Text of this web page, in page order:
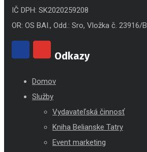
IČ DPH: SK2020259208
OR: OS BAI., Odd.: Sro, Vložka č. 23916/B
Odkazy
Domov
Služby
Vydavateľská činnosť
Kniha Belianske Tatry
Event marketing